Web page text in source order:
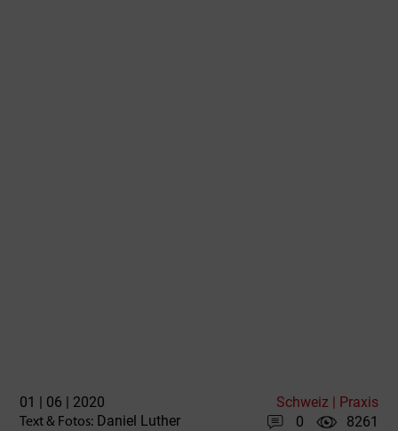
01 | 06 | 2020 Schweiz | Praxis
Text & Fotos: Daniel Luther 0 8261